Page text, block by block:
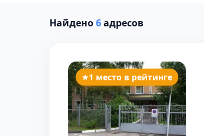
Найдено6адресов
1 место в рейтинге